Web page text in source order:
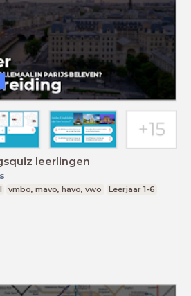
leerlingen
vmbo, mavo, havo, vwo Leerjaar 1-6